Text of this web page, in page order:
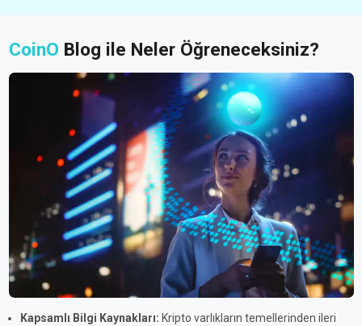
CoinO Blog ile Neler Öğreneceksiniz?
Kapsamlı Bilgi Kaynakları: Kripto varlıkların temellerinden ileri